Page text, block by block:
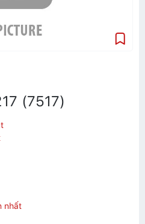
(7517)
nhất